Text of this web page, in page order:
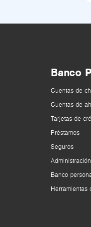
Banco
Cuentas de
Cuentas de
Tarjetas de
Préstamos
Seguros
Banco
Herramientas